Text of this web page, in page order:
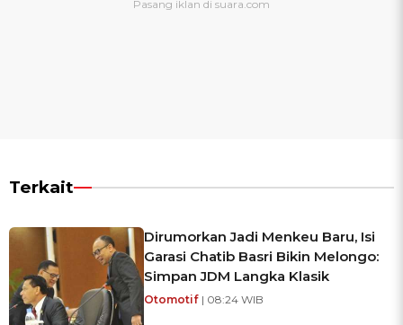
Terkait
Dirumorkan Jadi Menkeu Baru, Isi
Garasi Chatib Basri Bikin Melongo:
Simpan JDM Langka Klasik
Otomotif | 08:24 WIB